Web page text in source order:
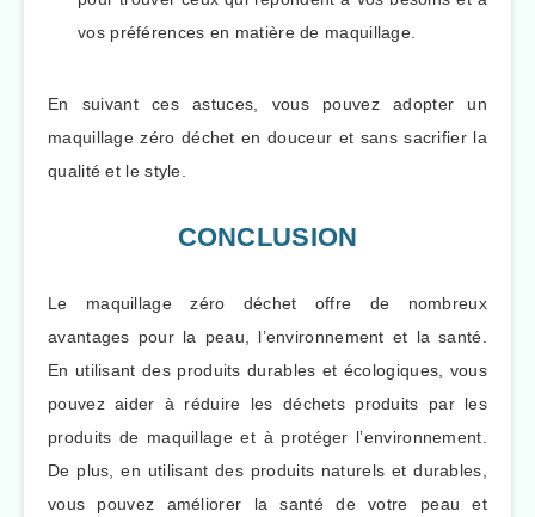
vos préférences en matière de maquillage.
En suivant ces astuces, vous pouvez adopter un
maquillage zéro déchet en douceur et sans sacrifier la
qualité et le style.
CONCLUSION
Le maquillage zéro déchet offre de nombreux
avantages pour la peau, l’environnement et la santé.
En utilisant des produits durables et écologiques, vous
pouvez aider à réduire les déchets produits par les
produits de maquillage et à protéger l’environnement.
De plus, en utilisant des produits naturels et durables,
vous pouvez améliorer la santé de votre peau et